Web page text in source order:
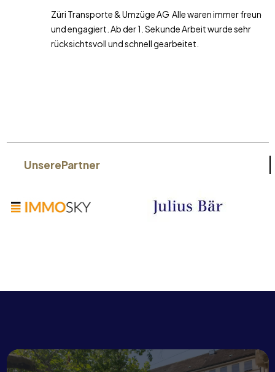
Züri Transporte & Umzüge AG Alle waren immer freundlich
und engagiert. Ab der 1. Sekunde Arbeit wurde sehr
rücksichtsvoll und schnell gearbeitet.
UnserePartner